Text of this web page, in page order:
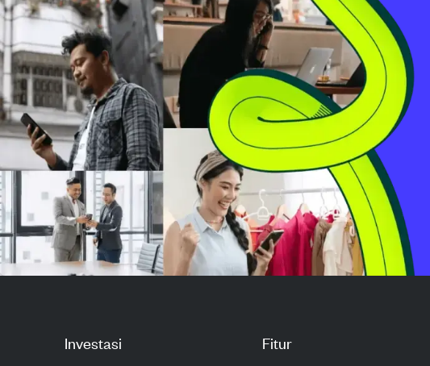
mereka baru-baru ini. Firma
hukum ini mencurigai ada...
total imbal hasil 27,82% sambil
...
Investasi Fitur